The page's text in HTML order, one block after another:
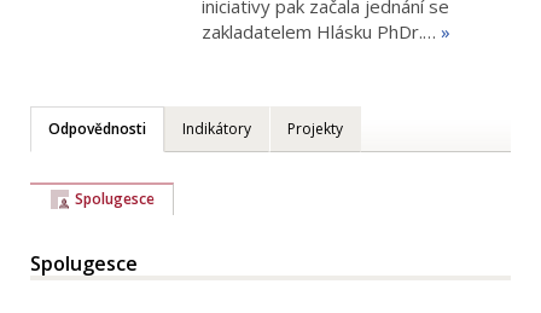
iniciativy pak začala jednání se
zakladatelem Hlásku PhDr.… »
Odpovědnosti Indikátory Projekty
Spolugesce
Spolugesce